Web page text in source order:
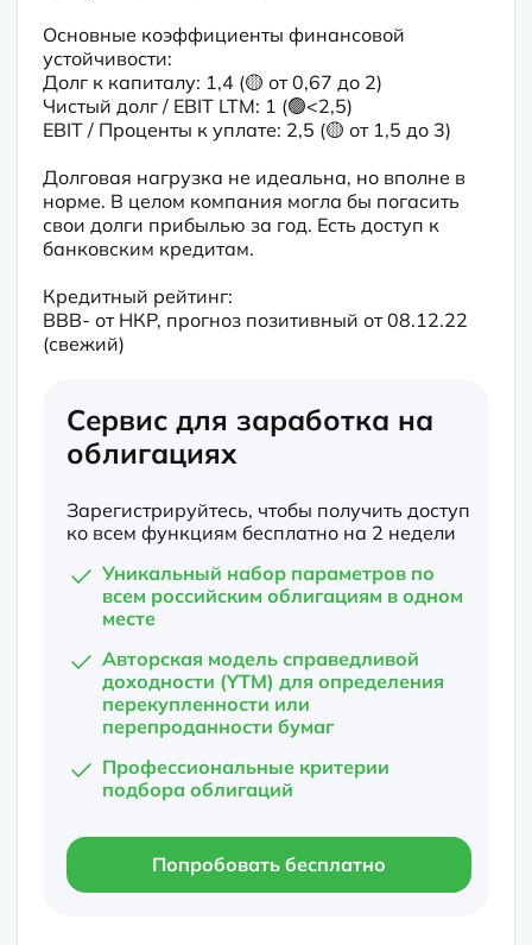
Основные коэффициенты финансовой
устойчивости:
Долг к капиталу: 1,4 (🟡 от 0,67 до 2)
Чистый долг / EBIT LTM: 1 (🟢<2,5)
EBIT / Проценты к уплате: 2,5 (🟡 от 1,5 до 3)
Долговая нагрузка не идеальна, но вполне в
норме. В целом компания могла бы погасить
свои долги прибылью за год. Есть доступ к
банковским кредитам.
Кредитный рейтинг:
BBB- от НКР, прогноз позитивный от 08.12.22
(свежий)
Сервис для заработка на
облигациях
Зарегистрируйтесь, чтобы получить доступ
ко всем функциям бесплатно на 2 недели
Уникальный набор параметров по
всем российским облигациям в одном
месте
Авторская модель справедливой
доходности (YTM) для определения
перекупленности или
перепроданности бумаг
Профессиональные критерии
подбора облигаций
Попробовать бесплатно